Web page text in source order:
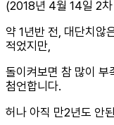
(2018년 4월 14일 2
약 1년반 전, 대단치않
적었지만,
돌이켜보면 참 많이 부
첨언합니다.
허나 아직 만2년도 안